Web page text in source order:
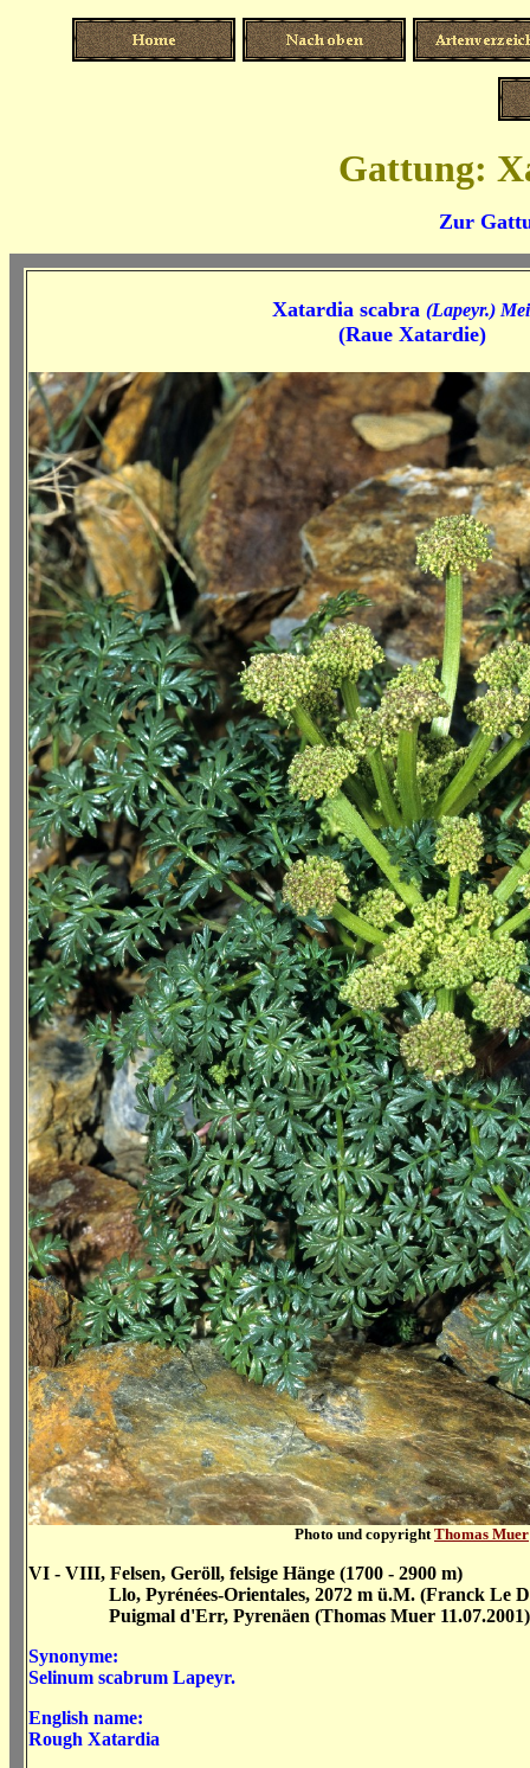
Gattung:
Zur
Xatardia scabra (Lapeyr.)
(Raue Xatardie)
Photo und copyrightThomas Muer
VI - VIII, Felsen, Geröll, felsige Hänge (1700 - 2900 m)
Llo, Pyrénées-Orientales, 2072 m ü.M. (Franck Le
Puigmal d'Err, Pyrenäen (Thomas Muer 11.07.2001)
Synonyme:
Selinum scabrum Lapeyr.
English name:
Rough Xatardia